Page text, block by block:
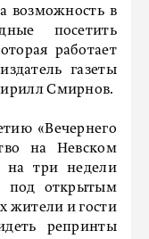
возможность в
посетить
работает
газеты
Смирнов.
«Вечернего
на Невском
на три недели
под открытым
жители и гости
репринты